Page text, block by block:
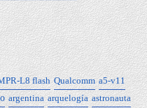
L8 flash Qualcomm a5-v11
argentina arquelogía astronauta